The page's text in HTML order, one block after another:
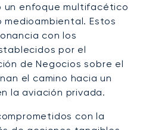
enfoque multifacético
Estos
con los
por el
de Negocios sobre el
el camino hacia un
la aviación privada.
con la